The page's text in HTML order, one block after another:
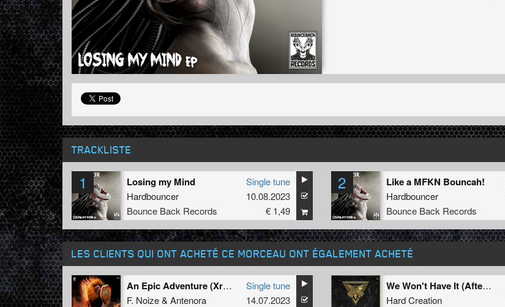
TRACKLISTE
1 Losing my Mind
Hardbouncer
Bounce Back Records
Single tune
10.08.2023
€ 1,49
2 Like a MFKN Bouncah!
Hardbouncer
Bounce Back Records
LES CLIENTS QUI ONT ACHETÉ CE MORCEAU ONT ÉGALEMENT ACHETÉ
An Epic Adventure (Xriminals Remix)
F. Noize& Antenora
Single tune
14.07.2023
We Won't Have It (Aftermath Remix)
Hard Creation